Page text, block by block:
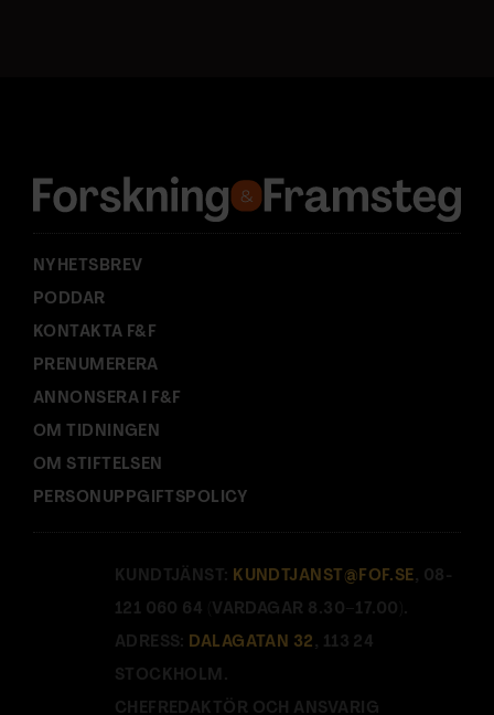
s
:
NYHETSBREV
PODDAR
KONTAKTA F&F
PRENUMERERA
ANNONSERA I F&F
OM TIDNINGEN
OM STIFTELSEN
PERSONUPPGIFTSPOLICY
KUNDTJÄNST: KUNDTJANST@FOF.SE , 08-
121 060 64 (VARDAGAR 8.30–17.00).
ADRESS: DALAGATAN 32 , 113 24
STOCKHOLM.
CHEFREDAKTÖR OCH ANSVARIG